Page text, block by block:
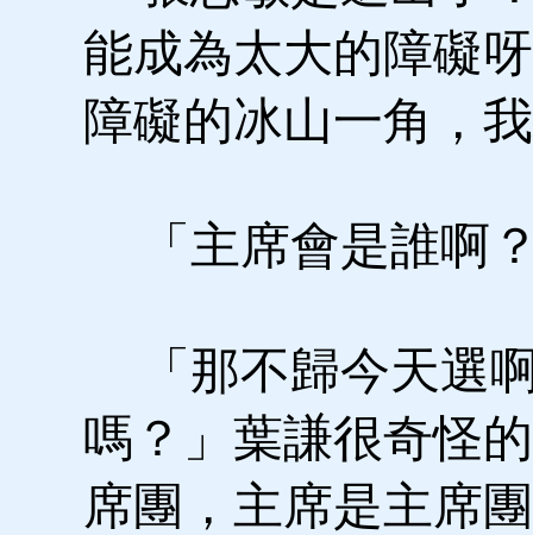
能成為太大的障礙
障礙的冰山一角，
「主席會是誰啊
「那不歸今天選
嗎？」葉謙很奇怪
席團，主席是主席